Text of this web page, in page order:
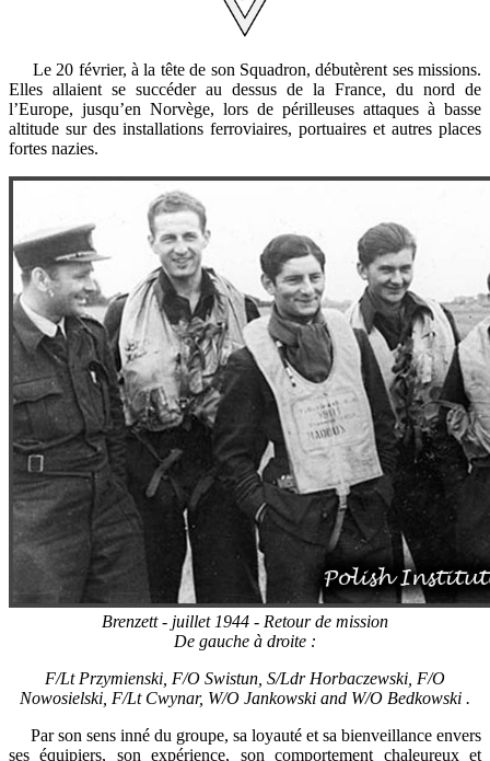
Le 20 février, à la tête de son Squadron, débutèrent ses missions.
Elles allaient se succéder au dessus de la France, du nord de
l’Europe, jusqu’en Norvège, lors de périlleuses attaques à basse
altitude sur des installations ferroviaires, portuaires et autres places
fortes nazies.
Brenzett - juillet 1944 - Retour de mission
De gauche à droite :
F/Lt Przymienski, F/O Swistun, S/Ldr Horbaczewski, F/O
Nowosielski, F/Lt Cwynar, W/O Jankowski and W/O Bedkowski .
Par son sens inné du groupe, sa loyauté et sa bienveillance envers
ses équipiers, son expérience, son comportement chaleureux et